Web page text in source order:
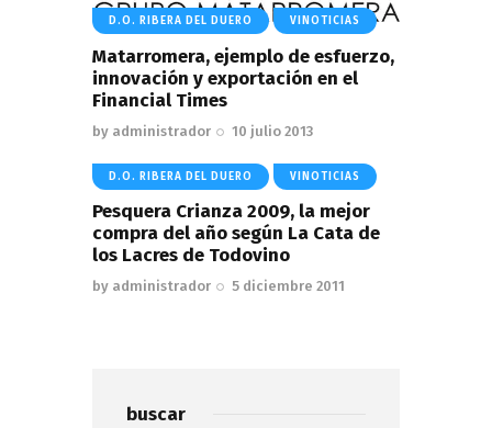
D.O. RIBERA DEL DUERO VINOTICIAS
Matarromera, ejemplo de esfuerzo,
innovación y exportación en el
Financial Times
by administrador 10 julio 2013
D.O. RIBERA DEL DUERO VINOTICIAS
Pesquera Crianza 2009, la mejor
compra del año según La Cata de
los Lacres de Todovino
by administrador 5 diciembre 2011
buscar